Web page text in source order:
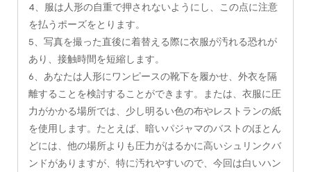
4、服は人形の自重で押されないようにし、この点に注意
を払うポーズをとります。
5、写真を撮った直後に着替える際に衣服が汚れる恐れが
あり、接触時間を短縮します。
6、あなたは人形にワンピースの靴下を履かせ、外衣を隔
離することを検討することができます。または、衣服に圧
力がかかる場所では、少し明るい色の布やレストランの紙
を使用します。たとえば、暗いパジャマのバストのほとん
どには、他の場所よりも圧力がはるかに高いシュリンクバ
ンドがありますが、特に汚れやすいので、今回は白いハン